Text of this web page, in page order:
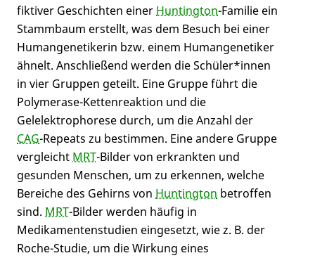
fiktiver Geschichten einer Huntington-Familie ein
Stammbaum erstellt, was dem Besuch bei einer
Humangenetikerin bzw. einem Humangenetiker
ähnelt. Anschließend werden die Schüler*innen
in vier Gruppen geteilt. Eine Gruppe führt die
Polymerase-Kettenreaktion und die
Gelelektrophorese durch, um die Anzahl der
CAG-Repeats zu bestimmen. Eine andere Gruppe
vergleicht MRT-Bilder von erkrankten und
gesunden Menschen, um zu erkennen, welche
Bereiche des Gehirns von Huntington betroffen
sind. MRT-Bilder werden häufig in
Medikamentenstudien eingesetzt, wie z. B. der
Roche-Studie, um die Wirkung eines